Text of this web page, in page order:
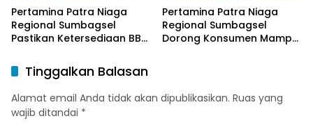
Pertamina Patra Niaga
Regional Sumbagsel
Pastikan Ketersediaan BBM
Ramadan dan Menjelang
Idulfitri
Pertamina Patra Niaga
Regional Sumbagsel
Dorong Konsumen Mampu
Tinggalkan Balasan
Alamat email Anda tidak akan dipublikasikan. Ruas yang
wajib ditandai *